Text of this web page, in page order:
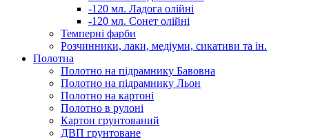
-120 мл. Ладога олійні
-120 мл. Сонет олійні
Темперні фарби
Розчинники, лаки, медіуми, сикативи та ін.
Полотна
Полотно на підрамнику Бавовна
Полотно на підрамнику Льон
Полотно на картоні
Полотно в рулоні
Картон грунтований
ДВП грунтоване